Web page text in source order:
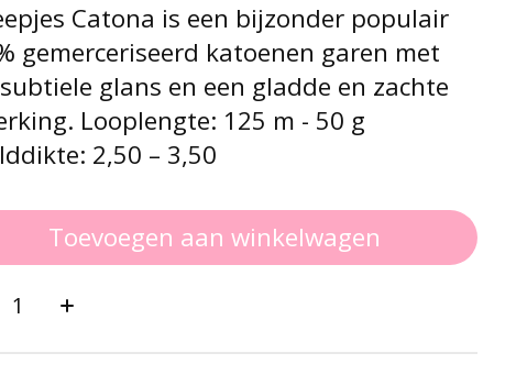
Catona is een bijzonder populair
gemerceriseerd katoenen garen met
glans en een gladde en zachte
Looplengte: 125 m - 50 g
2,50 – 3,50
Toevoegen aan winkelwagen